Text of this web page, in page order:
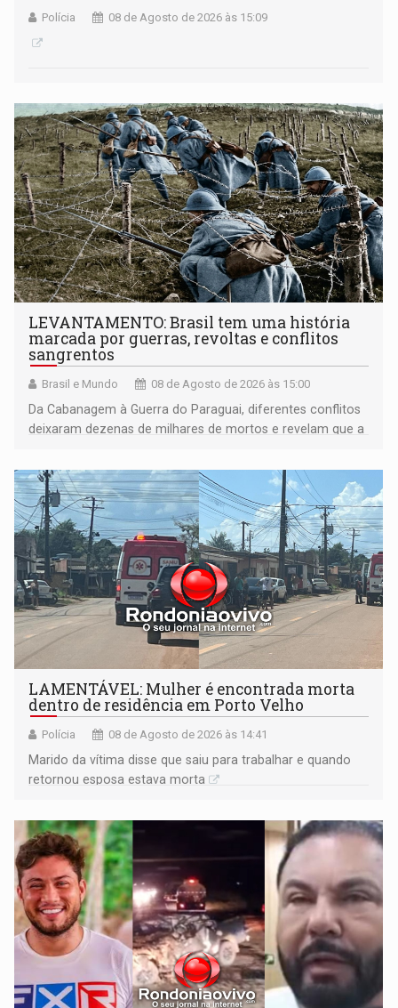
Polícia 08 de Agosto de 2026 às 15:09
LEVANTAMENTO: Brasil tem uma história
marcada por guerras, revoltas e conflitos
sangrentos
Brasil e Mundo 08 de Agosto de 2026 às 15:00
Da Cabanagem à Guerra do Paraguai, diferentes conflitos
deixaram dezenas de milhares de mortos e revelam que a
territoriais e sociais
LAMENTÁVEL: Mulher é encontrada morta
dentro de residência em Porto Velho
Polícia 08 de Agosto de 2026 às 14:41
Marido da vítima disse que saiu para trabalhar e quando
retornou esposa estava morta